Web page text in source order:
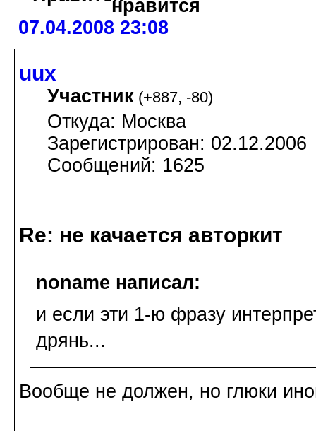
07.04.2008 23:08
uux
Участник (+887, -80)
Откуда: Москва
Зарегистрирован: 02.12.2006
Сообщений: 1625
Re: не качается авторкит
noname написал:
и если эти 1-ю фразу
дрянь...
Вообще не должен, но глюки